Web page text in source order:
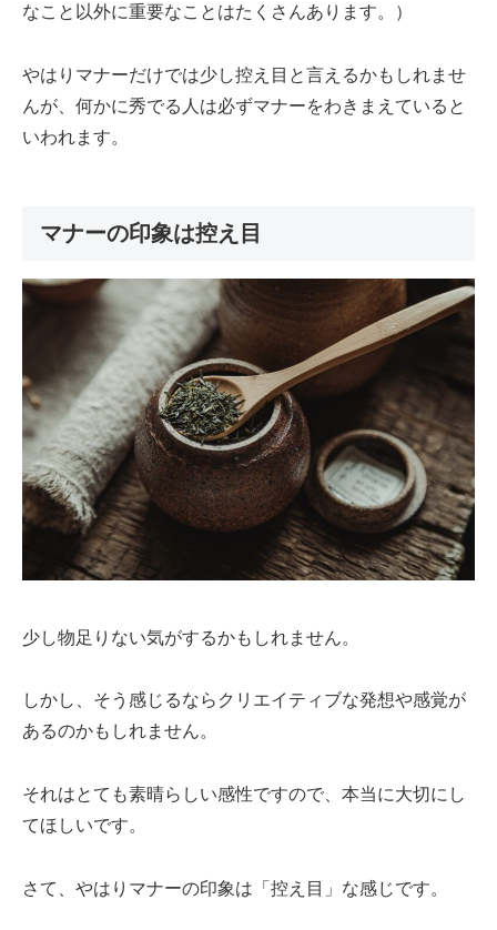
なこと以外に重要なことはたくさんあります。）
やはりマナーだけでは少し控え目と言えるかもしれませ
んが、何かに秀でる人は必ずマナーをわきまえていると
いわれます。
マナーの印象は控え目
少し物足りない気がするかもしれません。
しかし、そう感じるならクリエイティブな発想や感覚が
あるのかもしれません。
それはとても素晴らしい感性ですので、本当に大切にし
てほしいです。
さて、やはりマナーの印象は「控え目」な感じです。